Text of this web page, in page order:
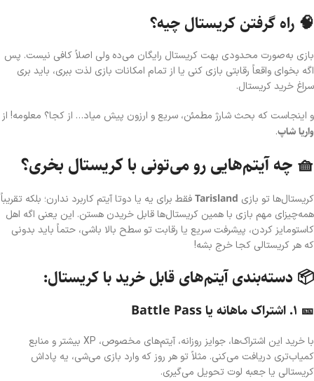
🧠 راه گرفتن کریستال چیه؟
بازی به‌صورت محدودی بهت کریستال رایگان می‌ده ولی اصلاً کافی نیست. پس
اگه بخوای واقعاً رقابتی بازی کنی یا از تمام امکانات بازی لذت ببری، باید بری
سراغ خرید کریستال.
و اینجاست که بحث شارژ مطمئن، سریع و ارزون پیش میاد… از کجا؟ معلومه! از
واریا شاپ.
🧺 چه آیتم‌هایی رو می‌تونی با کریستال بخری؟
کریستال‌ها تو بازی Tarislandفقط برای یه یا دوتا آیتم کاربرد ندارن؛ بلکه تقریباً
همه‌چیزای مهم بازی با همین کریستال‌ها قابل خریدن هستن. این یعنی اگه اهل
کاستومایز کردن، پیشرفت سریع یا رقابت تو سطح بالا باشی، حتماً باید بدونی
که هر کریستالی کجا خرج بشه!
📦 دسته‌بندی آیتم‌های قابل خرید با کریستال:
🎫 ۱. اشتراک ماهانه یا Battle Pass
با خرید این اشتراک‌ها، جوایز روزانه، آیتم‌های مخصوص، XP بیشتر و منابع
کمیاب‌تری دریافت می‌کنی. مثلاً تو هر روز که وارد بازی می‌شی، یه پاداش
کریستالی یا جعبه لوت تحویل می‌گیری.